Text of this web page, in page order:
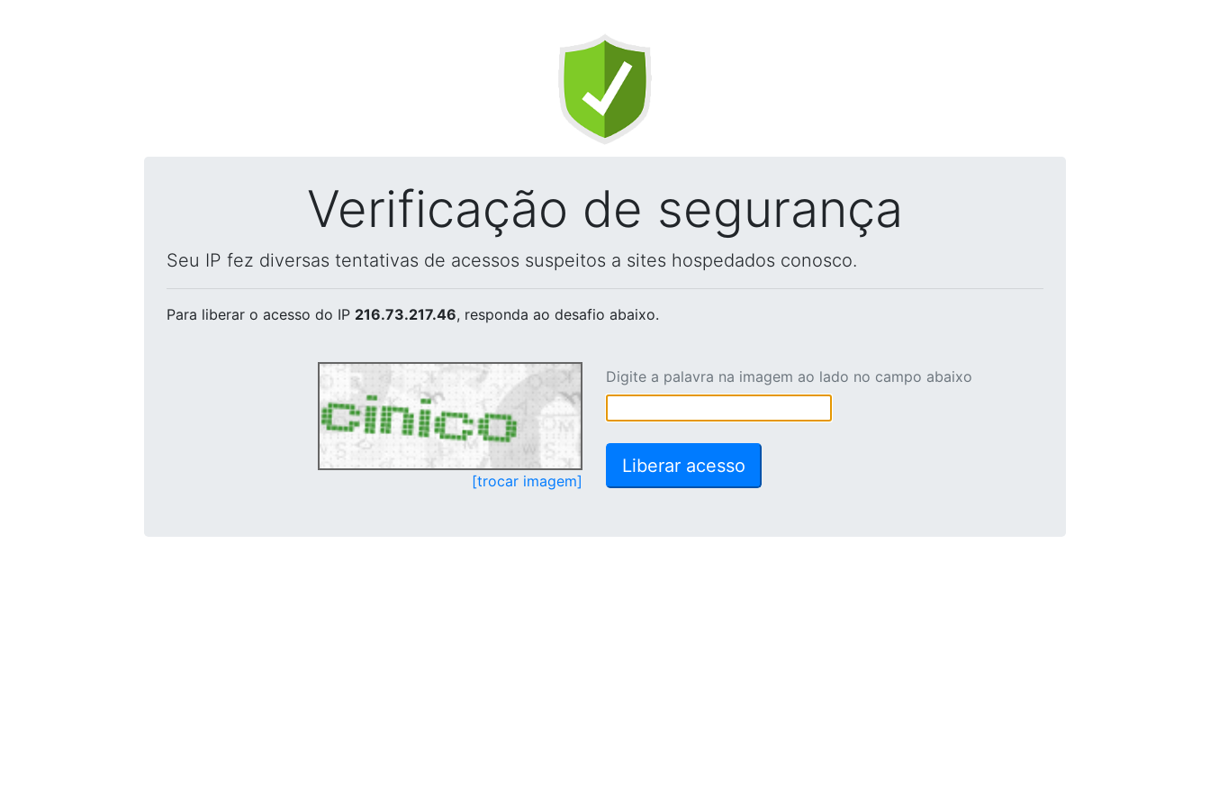
Verificação de segurança
Seu IP fez diversas tentativas de acessos suspeitos a sites hospedados conosco.
Para liberar o acesso do IP 216.73.217.46, responda ao desafio abaixo.
[trocar imagem]
Digite a palavra na imagem ao lado no campo abaixo